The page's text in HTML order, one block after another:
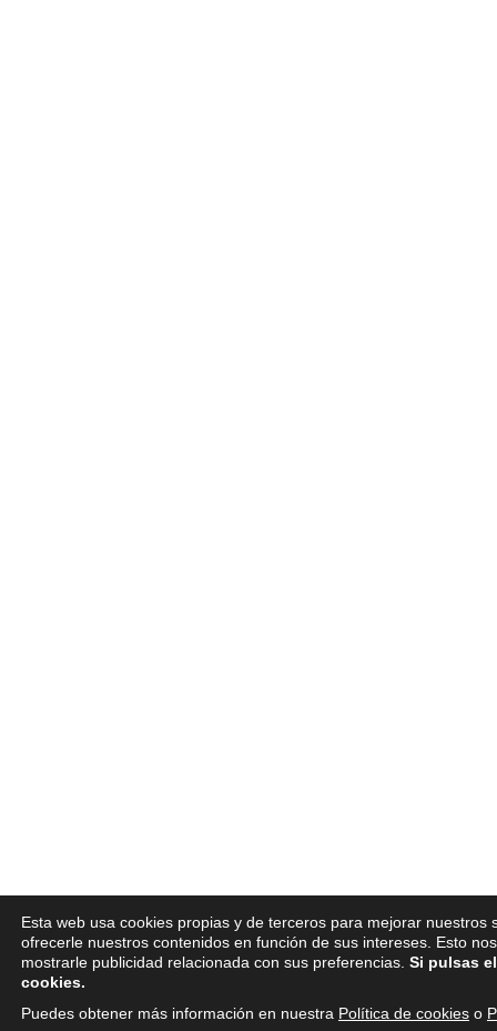
Esta web usa cookies propias y de terceros para mejorar
ofrecerle nuestros contenidos en función de sus intereses. Esto
mostrarle publicidad relacionada con sus preferencias. Si pulsas
cookies.
Puedes obtener más información en nuestra Política de cookies o